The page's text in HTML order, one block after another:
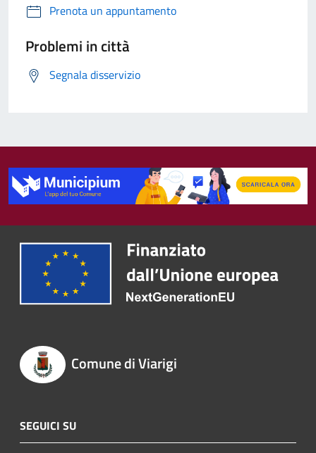
Prenota un appuntamento
Problemi in città
Segnala disservizio
Comune di Viarigi
SEGUICI SU